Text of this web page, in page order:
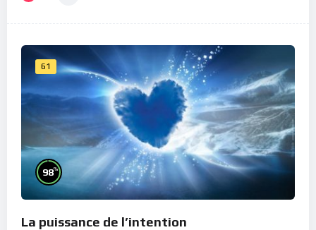
61
98%
La puissance de l’intention